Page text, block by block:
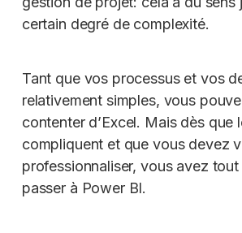
certain degré de complexité.
Tant que vos processus et vos
relativement simples, vous
contenter d’Excel. Mais dès que
compliquent et que vous devez
professionnaliser, vous avez
passer à Power BI.